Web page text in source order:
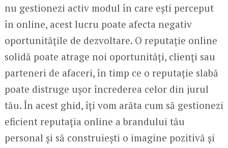
nu gestionezi activ modul în care ești perceput
în online, acest lucru poate afecta negativ
oportunitățile de dezvoltare. O reputație online
solidă poate atrage noi oportunități, clienți sau
parteneri de afaceri, în timp ce o reputație slabă
poate distruge ușor încrederea celor din jurul
tău. În acest ghid, îți vom arăta cum să gestionezi
eficient reputația online a brandului tău
personal și să construiești o imagine pozitivă și